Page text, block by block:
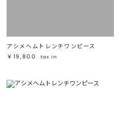
アシメヘムトレンチワンピース
￥19,800
tax in